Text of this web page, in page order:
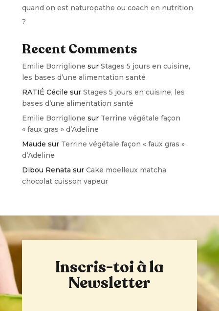
quand on est naturopathe ou coach en nutrition
?
Recent Comments
Emilie Borriglione sur Stages 5 jours en cuisine,
les bases d’une alimentation santé
RATIÉ Cécile sur Stages 5 jours en cuisine, les
bases d’une alimentation santé
Emilie Borriglione sur Terrine végétale façon
« faux gras » d’Adeline
Maude sur Terrine végétale façon « faux gras »
d’Adeline
Dibou Renata sur Cake moelleux matcha
chocolat cuisson vapeur
Inscris-toi à la
Newsletter